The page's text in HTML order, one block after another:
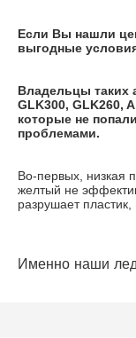
Если Вы нашли
выгодные
Владельцы таких
GLK300, GLK260,
которые не
проблемами.
Во-первых, низкая
желтый не
разрушает
Именно наши